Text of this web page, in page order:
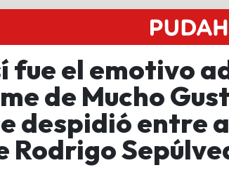
fue el emotivo
de Mucho
despidió entre
Rodrigo